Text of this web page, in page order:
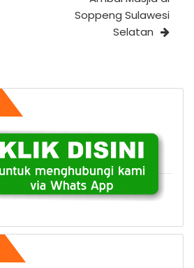
Soppeng Sulawesi
Selatan